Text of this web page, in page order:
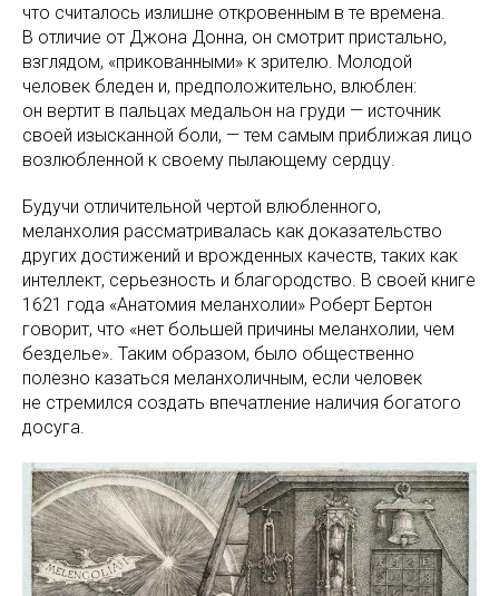
что считалось излишне откровенным в те времена.
В отличие от Джона Донна, он смотрит пристально,
взглядом, «прикованными» к зрителю. Молодой
человек бледен и, предположительно, влюблен:
он вертит в пальцах медальон на груди — источник
своей изысканной боли, — тем самым приближая лицо
возлюбленной к своему пылающему сердцу.
Будучи отличительной чертой влюбленного,
меланхолия рассматривалась как доказательство
других достижений и врожденных качеств, таких как
интеллект, серьезность и благородство. В своей книге
1621 года «Анатомия меланхолии» Роберт Бертон
говорит, что «нет большей причины меланхолии, чем
безделье». Таким образом, было общественно
полезно казаться меланхоличным, если человек
не стремился создать впечатление наличия богатого
досуга.